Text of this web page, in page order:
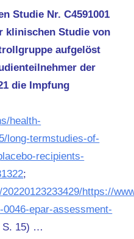
Studie Nr. C4591001
klinischen Studie von
aufgelöst
der
die Impfung
health-
long-termstudies-of-
recipients-
;
https://
epar-assessment-
S. 15) …